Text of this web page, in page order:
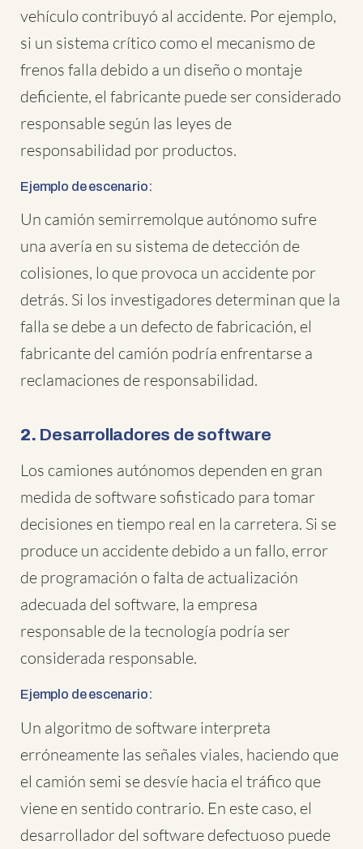
vehículo contribuyó al accidente. Por ejemplo,
si un sistema crítico como el mecanismo de
frenos falla debido a un diseño o montaje
deficiente, el fabricante puede ser considerado
responsable según las leyes de
responsabilidad por productos.
Ejemplo de escenario:
Un camión semirremolque autónomo sufre
una avería en su sistema de detección de
colisiones, lo que provoca un accidente por
detrás. Si los investigadores determinan que la
falla se debe a un defecto de fabricación, el
fabricante del camión podría enfrentarse a
reclamaciones de responsabilidad.
2. Desarrolladores de software
Los camiones autónomos dependen en gran
medida de software sofisticado para tomar
decisiones en tiempo real en la carretera. Si se
produce un accidente debido a un fallo, error
de programación o falta de actualización
adecuada del software, la empresa
responsable de la tecnología podría ser
considerada responsable.
Ejemplo de escenario:
Un algoritmo de software interpreta
erróneamente las señales viales, haciendo que
el camión semi se desvíe hacia el tráfico que
viene en sentido contrario. En este caso, el
desarrollador del software defectuoso puede